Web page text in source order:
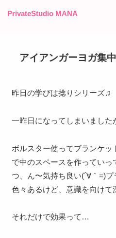
PrivateStudio MANA
アイアンガーヨガ集
昨日の学びは捻りシリーズ♫
一昨日になってしまいました
ボルスター使ってブランケッ
で中のスペースを作っていっ
つ、ん〜気持ち良い(´∀｀=)
色々あるけど、意識を向けて
それだけで効果って…